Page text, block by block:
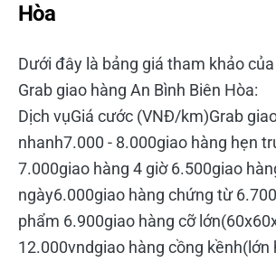
Hòa
Dưới đây là bảng giá tham khảo
Grab giao hàng An Bình Biên Hòa:
Dịch vụGiá cước (VNĐ/km)Grab
nhanh7.000 - 8.000giao hàng hẹn
7.000giao hàng 4 giờ 6.500giao
ngày6.000giao hàng chứng từ
phẩm 6.900giao hàng cỡ
12.000vndgiao hàng cồng kềnh(lớn